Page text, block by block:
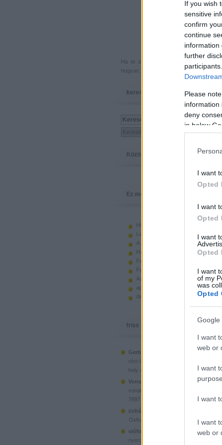
If you wish
sensitive
confirm
continue
information
further
Please
information
deny
in below
I want
Opted
I want
Opted
I want
Opted
I want
of my
was
Opted
Google
I want
web or
I want
I want
I want
web or
Ha te is küldenél egy végigjátszást,
hogyan, hova, mikor, kivel és miért,
keresés
Közösség
Ez megy
Hiányzó elemek beszerzése
Legoland Németország 2010
A kastélyok képes története
Használt legót piacról
Feltörjük a legó ugart
Fehérítsd ki!
Az Indiana Jones készletek
apró. hirdetés.
Akciók, újdonságok a polcon,
friss topikok
Gerberus:
Mostanra már a Lego is
rést é...
hely a klónoknak
Vonatotkeresek1:
@BorZol: Üdv, hol
vonatot venni...
7897 Passenger Train
zoltán999:
Oxford, a dél-koreai klón
siófoki35:
A platós teherautó
nyergesvonta...